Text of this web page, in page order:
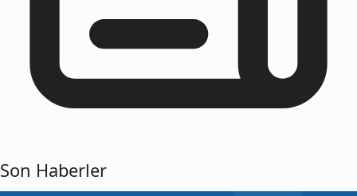
Son Haberler